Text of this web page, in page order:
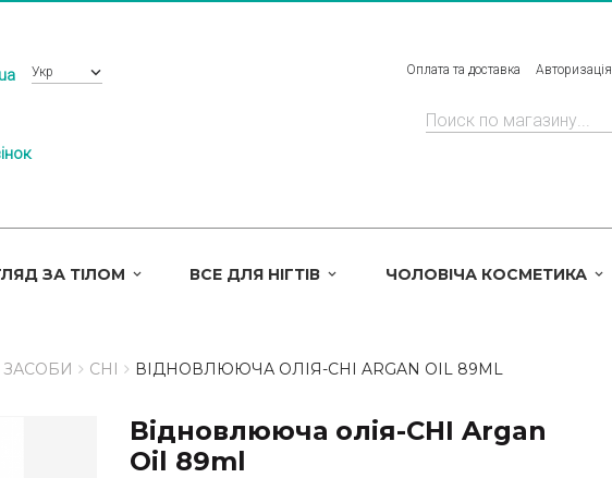
Укр Оплата та доставка Авторизація
ЗА ТІЛОМ ВСЕ ДЛЯ НІГТІВ ЧОЛОВІЧА КОСМЕТИКА
ЗАСОБИ CHI ВІДНОВЛЮЮЧА ОЛІЯ-CHI ARGAN OIL 89ML
Відновлююча олія-CHI Argan
Oil 89ml